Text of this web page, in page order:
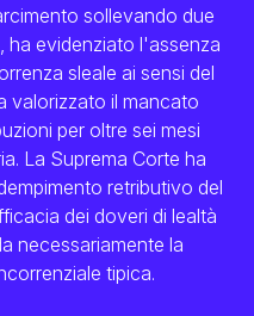
sollevando due
ha evidenziato l'assenza
sleale ai sensi del
valorizzato il mancato
per oltre sei mesi
La Suprema Corte ha
retributivo del
dei doveri di lealtà
necessariamente la
tipica.